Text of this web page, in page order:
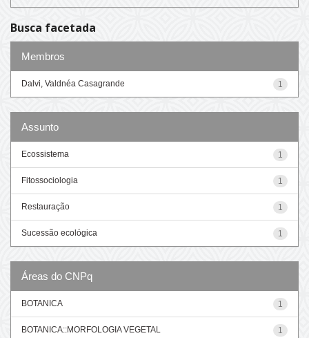
Busca facetada
Membros
1
Dalvi, Valdnéa Casagrande
Assunto
1
Ecossistema
1
Fitossociologia
1
Restauração
1
Sucessão ecológica
Áreas do CNPq
1
BOTANICA
1
BOTANICA::MORFOLOGIA VEGETAL